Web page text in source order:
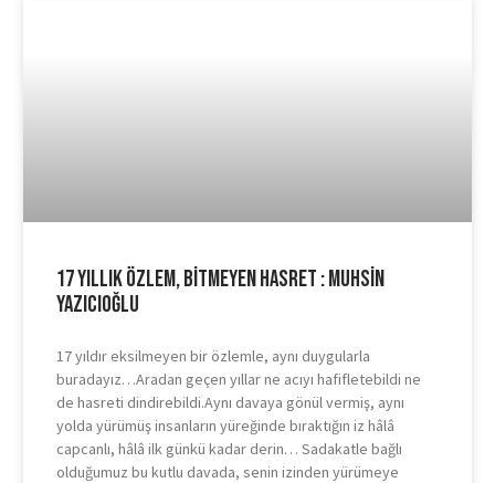
17 Yıllık Özlem, Bitmeyen Hasret : Muhsin
Yazıcıoğlu
17 yıldır eksilmeyen bir özlemle, aynı duygularla
buradayız…Aradan geçen yıllar ne acıyı hafifletebildi ne
de hasreti dindirebildi.Aynı davaya gönül vermiş, aynı
yolda yürümüş insanların yüreğinde bıraktığın iz hâlâ
capcanlı, hâlâ ilk günkü kadar derin… Sadakatle bağlı
olduğumuz bu kutlu davada, senin izinden yürümeye